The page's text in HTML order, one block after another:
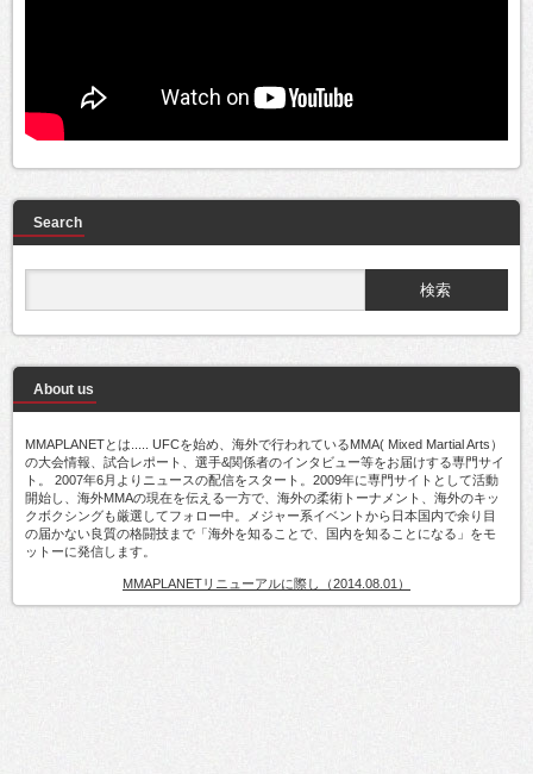
Search
About us
MMAPLANETとは..... UFCを始め、海外で行われているMMA( Mixed Martial Arts）
の大会情報、試合レポート、選手&関係者のインタビュー等をお届けする専門サイ
ト。 2007年6月よりニュースの配信をスタート。2009年に専門サイトとして活動
開始し、海外MMAの現在を伝える一方で、海外の柔術トーナメント、海外のキッ
クボクシングも厳選してフォロー中。メジャー系イベントから日本国内で余り目
の届かない良質の格闘技まで「海外を知ることで、国内を知ることになる」をモ
ットーに発信します。
MMAPLANETリニューアルに際し（2014.08.01）